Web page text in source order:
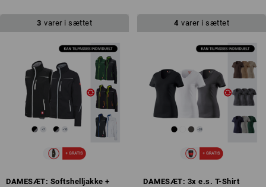
3 varer i sættet
DAMESÆT: Softshelljakke +
4 varer i sættet
DAMESÆT: 3x e.s. T-Shirt